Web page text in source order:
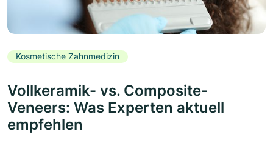
Kosmetische Zahnmedizin
Vollkeramik- vs. Composite-
Veneers: Was Experten aktuell
empfehlen